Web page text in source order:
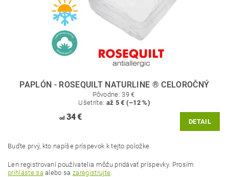
PAPLÓN - ROSEQUILT NATURLINE ® CELOROČNÝ
Pôvodne:39 €
Ušetríte: až 5 € (–12 %)
od34 € DETAIL
Buďte prvý, kto napíše príspevok k tejto položke.
Len registrovaní používatelia môžu pridávať príspevky. Prosím
prihláste sa alebo sazaregistrujte